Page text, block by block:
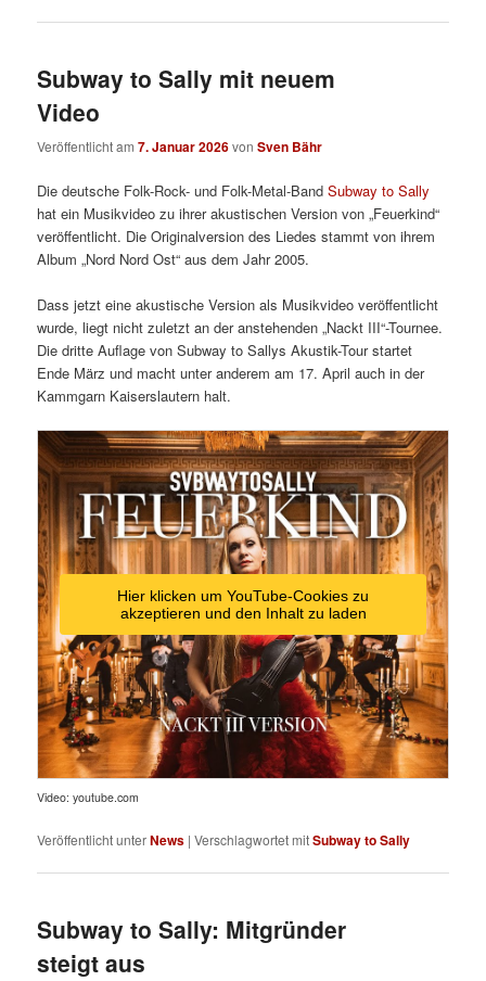
Subway to Sally mit neuem
Video
Veröffentlicht am7. Januar 2026vonSven Bähr
Die deutsche Folk-Rock- und Folk-Metal-BandSubway to Sally
hat ein Musikvideo zu ihrer akustischen Version von „Feuerkind“
veröffentlicht. Die Originalversion des Liedes stammt von ihrem
Album „Nord Nord Ost“ aus dem Jahr 2005.
Dass jetzt eine akustische Version als Musikvideo veröffentlicht
wurde, liegt nicht zuletzt an der anstehenden „Nackt III“-Tournee.
Die dritte Auflage von Subway to Sallys Akustik-Tour startet
Ende März und macht unter anderem am 17. April auch in der
Kammgarn Kaiserslautern halt.
Hier klicken um YouTube-Cookies zu
akzeptieren und den Inhalt zu laden
Video: youtube.com
Veröffentlicht unterNews |Verschlagwortet mitSubway to Sally
Subway to Sally: Mitgründer
steigt aus